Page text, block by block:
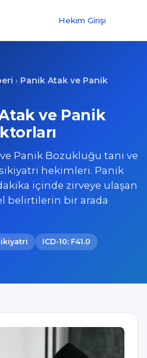
Hekim Girişi
› Panik Atak ve Panik
ve Panik
Panik Bozukluğu tanı ve
hekimleri. Panik
içinde zirveye ulaşan
belirtilerin bir arada
ICD-10: F41.0